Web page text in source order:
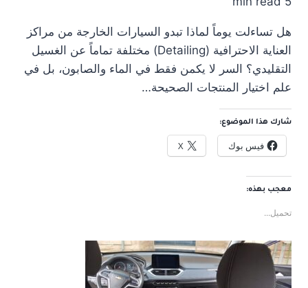
هل تساءلت يوماً لماذا تبدو السيارات الخارجة من مراكز
العناية الاحترافية (Detailing) مختلفة تماماً عن الغسيل
التقليدي؟ السر لا يكمن فقط في الماء والصابون، بل في
علم اختيار المنتجات الصحيحة…
شارك هذا الموضوع:
فيس بوك X
معجب بهذه:
تحميل...